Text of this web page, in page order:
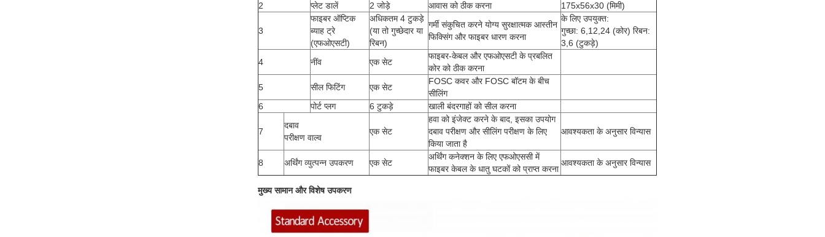
2
प्लेट डालें 2 जोड़े आवास को ठीक करना 175x56x30 (मिमी)
3
फाइबर ऑप्टिक
ब्याह ट्रे
(एफओएसटी)
अधिकतम 4 टुकड़े
(या तो गुच्छेदार या
रिबन)
गर्मी संकुचित करने योग्य सुरक्षात्मक आस्तीन
फिक्सिंग और फाइबर धारण करना
के लिए उपयुक्त:
गुच्छा: 6,12,24 (कोर) रिबन:
3,6 (टुकड़े)
4
नींव एक सेट
फाइबर-केबल और एफओएसटी के प्रबलित
कोर को ठीक करना
5
सील फिटिंग एक सेट
FOSC कवर और FOSC बॉटम के बीच
सीलिंग
6
पोर्ट प्लग 6 टुकड़े खाली बंदरगाहों को सील करना
7
दबाव
परीक्षण वाल्व
एक सेट
हवा को इंजेक्ट करने के बाद, इसका उपयोग
दबाव परीक्षण और सीलिंग परीक्षण के लिए
किया जाता है
आवश्यकता के अनुसार विन्यास
8 अर्थिंग व्युत्पन्न उपकरण एक सेट
अर्थिंग कनेक्शन के लिए एफओएससी में
फाइबर केबल के धातु घटकों को प्राप्त करना
आवश्यकता के अनुसार विन्यास
मुख्य सामान और विशेष उपकरण